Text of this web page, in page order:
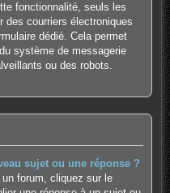
fonctionnalité, seuls les
courriers électroniques
dédié. Cela permet
système de messagerie
ou des robots.
sujet ou une réponse ?
forum, cliquez sur le